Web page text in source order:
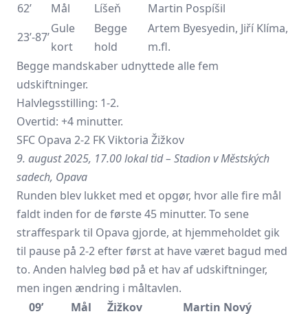
62’
Mål Líšeň
Martin Pospíšil
23’-87’
Gule
kort
Begge
hold
Artem Byesyedin, Jiří Klíma,
m.fl.
Begge mandskaber udnyttede alle fem
udskiftninger.
Halvlegsstilling: 1-2.
Overtid: +4 minutter.
SFC Opava 2-2 FK Viktoria Žižkov
9. august 2025, 17.00 lokal tid – Stadion v Městských
sadech, Opava
Runden blev lukket med et opgør, hvor alle fire mål
faldt inden for de første 45 minutter. To sene
straffespark til Opava gjorde, at hjemmeholdet gik
til pause på 2-2 efter først at have været bagud med
to. Anden halvleg bød på et hav af udskiftninger,
men ingen ændring i måltavlen.
09’
Mål Žižkov Martin Nový